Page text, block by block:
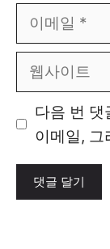
메
사
트
다음 번 댓
이메일, 그